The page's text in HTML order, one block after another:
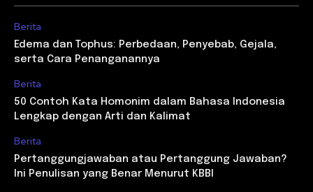
Berita
Edema dan Tophus: Perbedaan, Penyebab, Gejala,
serta Cara Penanganannya
Berita
50 Contoh Kata Homonim dalam Bahasa Indonesia
Lengkap dengan Arti dan Kalimat
Berita
Pertanggungjawaban atau Pertanggung Jawaban?
Ini Penulisan yang Benar Menurut KBBI